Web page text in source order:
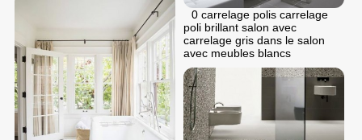
0 carrelage polis carrelage
poli brillant salon avec
carrelage gris dans le salon
avec meubles blancs